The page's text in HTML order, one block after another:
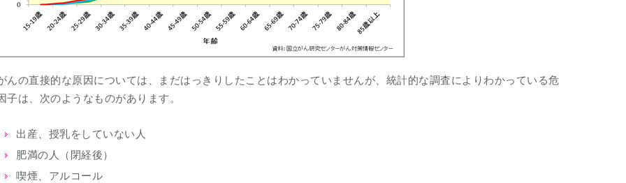
んの直接的な原因については、まだはっきりしたことはわかっていませんが、統計的な調査によりわかっている危
子は、次のようなものがあります。
出産、授乳をしていない人
肥満の人（閉経後）
喫煙、アルコール